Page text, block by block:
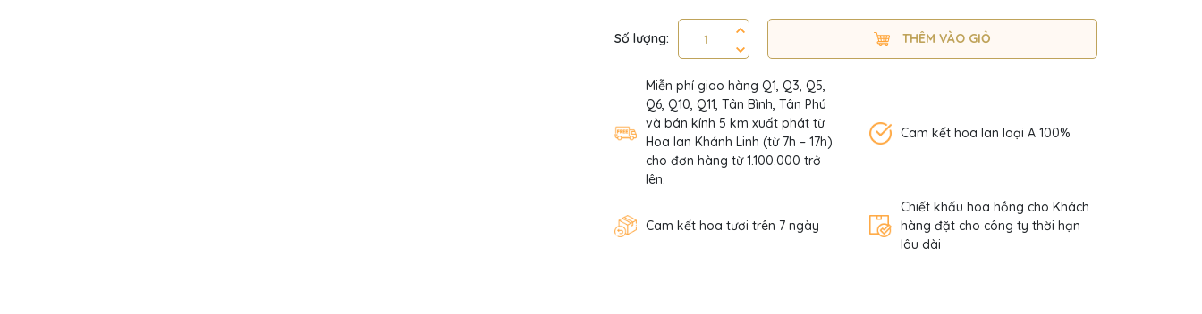
Số lượng: THÊM VÀO GIỎ
Miễn phí giao hàng Q1, Q3, Q5,
Q6, Q10, Q11, Tân Bình, Tân Phú
và bán kính 5 km xuất phát từ
Hoa lan Khánh Linh (từ 7h – 17h)
cho đơn hàng từ 1.100.000 trở
lên.
Cam kết hoa lan loại A 100%
Cam kết hoa tươi trên 7 ngày
Chiết khấu hoa hồng cho Khách
hàng đặt cho công ty thời hạn
lâu dài